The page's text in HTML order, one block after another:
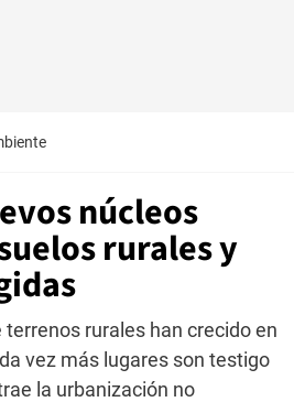
núcleos
rurales y
rurales han crecido en
vez más lugares son testigo
la urbanización no